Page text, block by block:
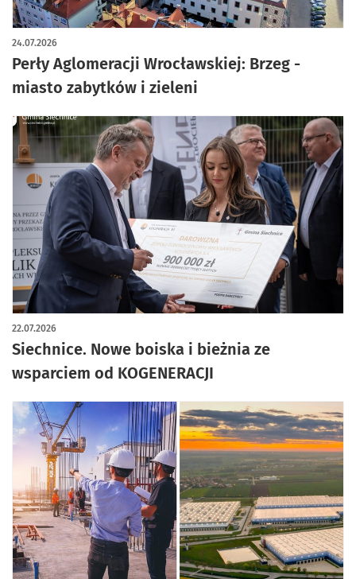
Perły Aglomeracji Wrocławskiej: Brzeg -
miasto zabytków i zieleni
24.07.2026
artykuł z galerią zdjęć
Siechnice. Nowe boiska i bieżnia ze
wsparciem od KOGENERACJI
22.07.2026